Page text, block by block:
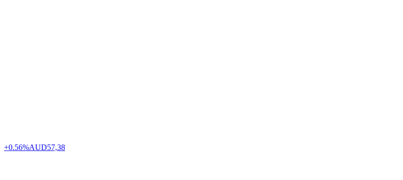
+0.56%AUD57,38